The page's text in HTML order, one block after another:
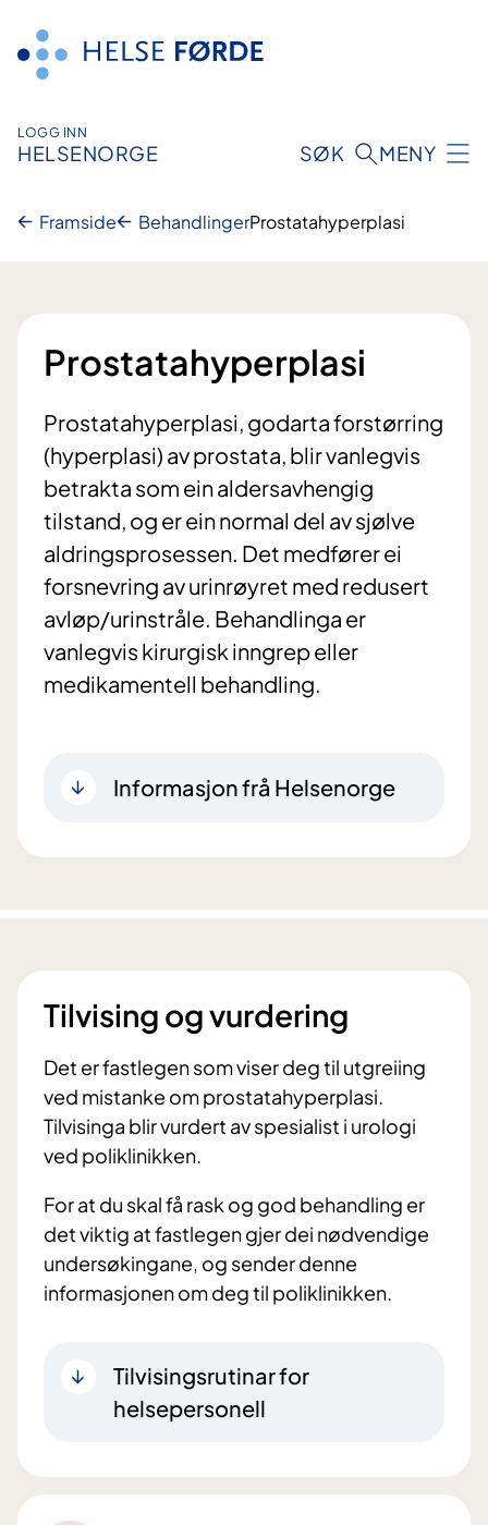
innhald
LOGG INN
HELSENORGE SØK MENY
Framside BehandlingerProstatahyperplasi
Prostatahyperplasi
Prostatahyperplasi, godarta forstørring
(hyperplasi) av prostata, blir vanlegvis
betrakta som ein aldersavhengig
tilstand, og er ein normal del av sjølve
aldringsprosessen. Det medfører ei
forsnevring av urinrøyret med redusert
avløp/urinstråle. Behandlinga er
vanlegvis kirurgisk inngrep eller
medikamentell behandling.
Informasjon frå Helsenorge
Tilvising og vurdering
Det er fastlegen som viser deg til utgreiing
ved mistanke om prostatahyperplasi.
Tilvisinga blir vurdert av spesialist i urologi
ved poliklinikken.
For at du skal få rask og god behandling er
det viktig at fastlegen gjer dei nødvendige
undersøkingane, og sender denne
informasjonen om deg til poliklinikken.
Tilvisingsrutinar for
helsepersonell